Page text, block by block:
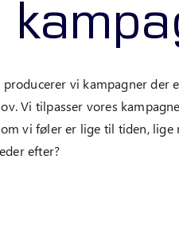
vi kampagner der
Vi tilpasser vores
vi føler er lige til tiden, lige
efter?